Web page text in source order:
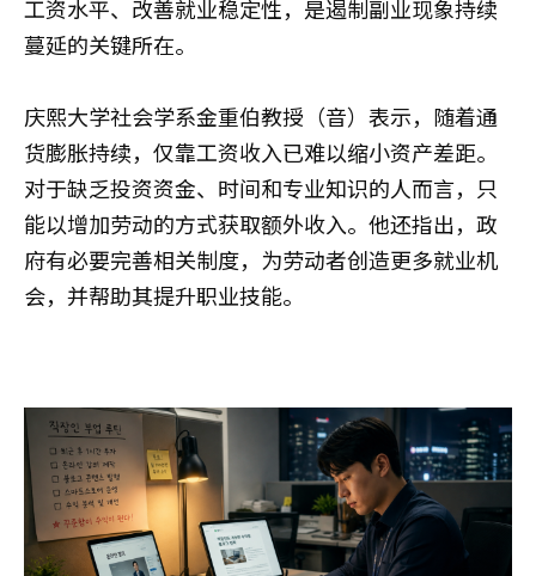
工资水平、改善就业稳定性，是遏制副业现象持续
蔓延的关键所在。
庆熙大学社会学系金重伯教授（音）表示，随着通
货膨胀持续，仅靠工资收入已难以缩小资产差距。
对于缺乏投资资金、时间和专业知识的人而言，只
能以增加劳动的方式获取额外收入。他还指出，政
府有必要完善相关制度，为劳动者创造更多就业机
会，并帮助其提升职业技能。